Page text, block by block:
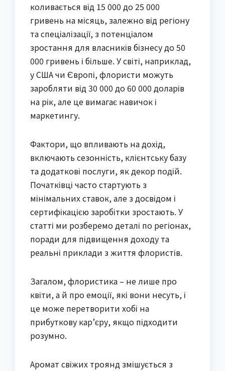
коливається від 15 000 до 25 000
гривень на місяць, залежно від регіону
та спеціалізації, з потенціалом
зростання для власників бізнесу до 50
000 гривень і більше. У світі, наприклад,
у США чи Європі, флористи можуть
заробляти від 30 000 до 60 000 доларів
на рік, але це вимагає навичок і
маркетингу.
Фактори, що впливають на дохід,
включають сезонність, клієнтську базу
та додаткові послуги, як декор подій.
Початківці часто стартують з
мінімальних ставок, але з досвідом і
сертифікацією заробітки зростають. У
статті ми розберемо деталі по регіонах,
поради для підвищення доходу та
реальні приклади з життя флористів.
Загалом, флористика – не лише про
квіти, а й про емоції, які вони несуть, і
це може перетворити хобі на
прибуткову кар’єру, якщо підходити
розумно.
Аромат свіжих троянд змішується з